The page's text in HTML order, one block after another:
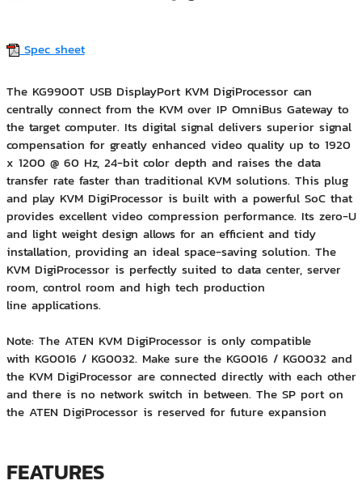
Spec sheet
The KG9900T USB DisplayPort KVM DigiProcessor can
centrally connect from the KVM over IP OmniBus Gateway to
the target computer. Its digital signal delivers superior signal
compensation for greatly enhanced video quality up to 1920
x 1200 @ 60 Hz, 24-bit color depth and raises the data
transfer rate faster than traditional KVM solutions. This plug
and play KVM DigiProcessor is built with a powerful SoC that
provides excellent video compression performance. Its zero-U
and light weight design allows for an efficient and tidy
installation, providing an idealspace-savingsolution. The
KVM DigiProcessor is perfectly suited to data center, server
room, control room and high tech production
lineapplications.
Note: The ATEN KVM DigiProcessor is only compatible
with KG0016 / KG0032. Make sure the KG0016 / KG0032 and
the KVM DigiProcessor are connected directly with each other
and there is no network switch in between. The SP port on
the ATEN DigiProcessor is reserved for future expansion
FEATURES